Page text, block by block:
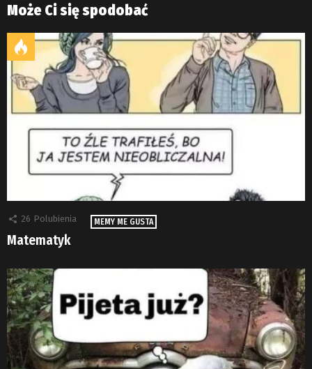
Może Ci się spodobać
26 Polubienia MEMY ME GUSTA
Matematyk